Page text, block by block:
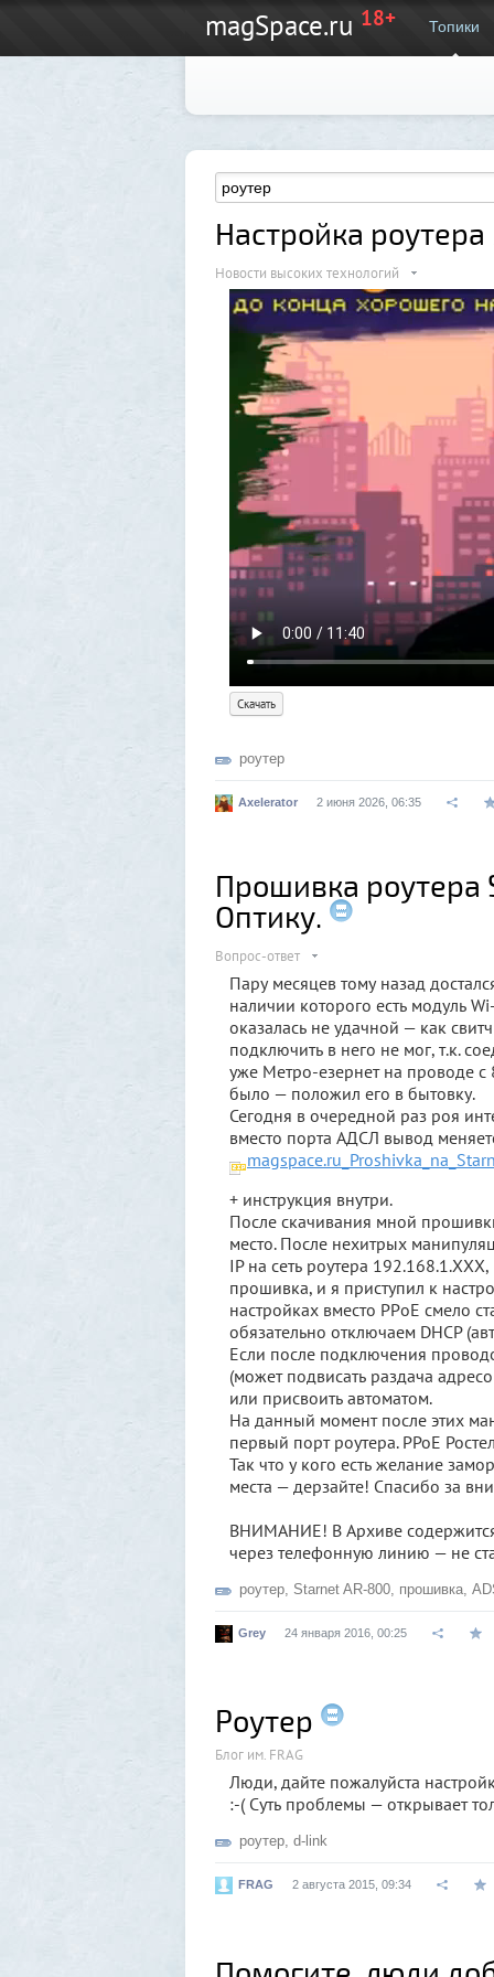
magSpace.ru 18+ Топики
Настройка
Новости высоких технологий
Скачать
роутер
Axelerator 2 июня 2026, 06:35
Прошивка роутера
Оптику.
Вопрос-ответ
Пару месяцев тому назад
наличии которого есть модуль
оказалась не удачной — как
подключить в него не мог, т.к.
уже Метро-езернет на проводе
было — положил его в бытовку.
Сегодня в очередной раз роя
вместо порта АДСЛ вывод
+ инструкция внутри.
После скачивания мной
место. После нехитрых
IP на сеть роутера
прошивка, и я приступил к
настройках вместо PPоE смело
обязательно отключаем DHCP
Если после подключения
(может подвисать раздача
или присвоить автоматом.
На данный момент после этих
первый порт роутера. РРоЕ
Так что у кого есть желание
места — дерзайте! Спасибо за
ВНИМАНИЕ! В Архиве содержится
через телефонную линию — не
роутер, Starnet AR-800, прошивка,
Grey 24 января 2016, 00:25
Роутер
Блог им. FRAG
Люди, дайте пожалуйста
:-( Суть проблемы — открывает
роутер, d-link
FRAG 2 августа 2015, 09:34